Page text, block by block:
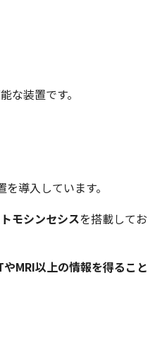
な装置です。
導入しています。
トモシンセシスを搭載してお
やMRI以上の情報を得ること